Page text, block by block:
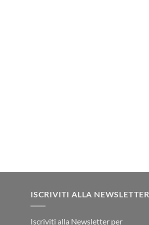
ISCRIVITI ALLA NEWSLETTER
Iscriviti alla Newsletter per